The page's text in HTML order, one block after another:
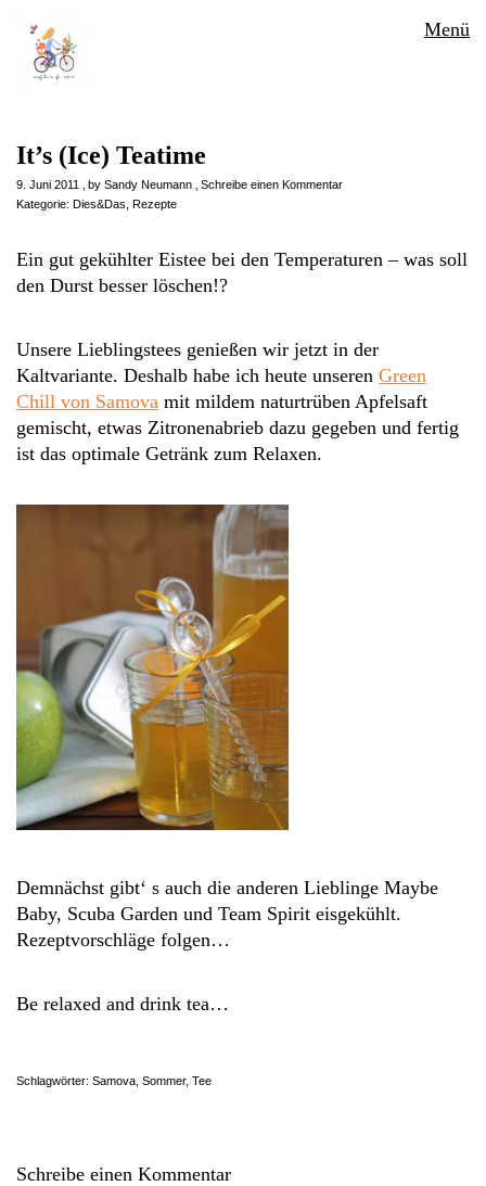
Menü
It’s (Ice) Teatime
9. Juni 2011 by Sandy Neumann
Schreibe einen Kommentar
Kategorie: Dies&Das Rezepte
Ein gut gekühlter Eistee bei den Temperaturen – was soll
den Durst besser löschen!?
Unsere Lieblingstees genießen wir jetzt in der
Kaltvariante. Deshalb habe ich heute unseren Green
Chill von Samova mit mildem naturtrüben Apfelsaft
gemischt, etwas Zitronenabrieb dazu gegeben und fertig
ist das optimale Getränk zum Relaxen.
Demnächst gibt‘ s auch die anderen Lieblinge Maybe
Baby, Scuba Garden und Team Spirit eisgekühlt.
Rezeptvorschläge folgen…
Be relaxed and drink tea…
Schlagwörter: Samova Sommer, Tee
Schreibe einen Kommentar